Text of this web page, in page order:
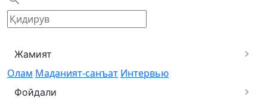
Жамият
Олам Маданият-санъат Интервью
Фойдали